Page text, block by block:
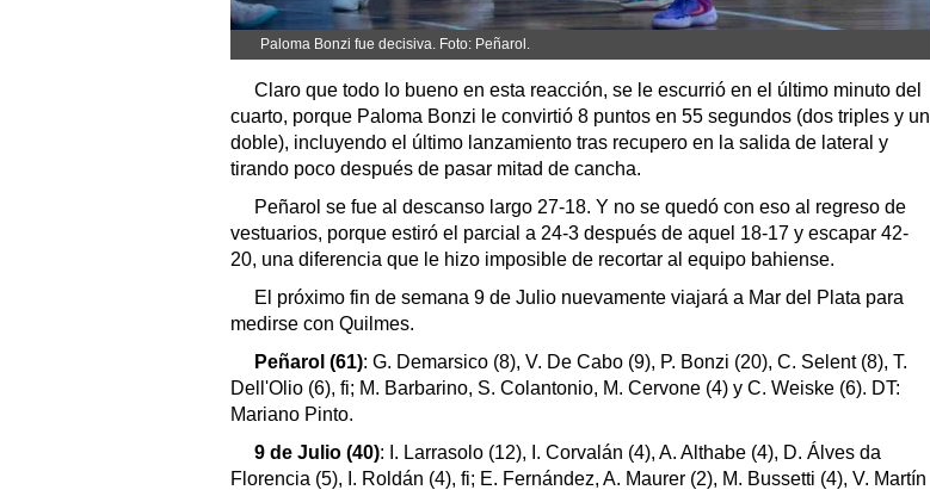
Paloma Bonzi fue decisiva. Foto: Peñarol.
Claro que todo lo bueno en esta reacción, se le escurrió en el último minuto del
cuarto, porque Paloma Bonzi le convirtió 8 puntos en 55 segundos (dos triples y un
doble), incluyendo el último lanzamiento tras recupero en la salida de lateral y
tirando poco después de pasar mitad de cancha.
Peñarol se fue al descanso largo 27-18. Y no se quedó con eso al regreso de
vestuarios, porque estiró el parcial a 24-3 después de aquel 18-17 y escapar 42-
20, una diferencia que le hizo imposible de recortar al equipo bahiense.
El próximo fin de semana 9 de Julio nuevamente viajará a Mar del Plata para
medirse con Quilmes.
Peñarol (61): G. Demarsico (8), V. De Cabo (9), P. Bonzi (20), C. Selent (8), T.
Dell'Olio (6), fi; M. Barbarino, S. Colantonio, M. Cervone (4) y C. Weiske (6). DT:
Mariano Pinto.
9 de Julio (40): I. Larrasolo (12), I. Corvalán (4), A. Althabe (4), D. Álves da
Florencia (5), I. Roldán (4), fi; E. Fernández, A. Maurer (2), M. Bussetti (4), V. Martín